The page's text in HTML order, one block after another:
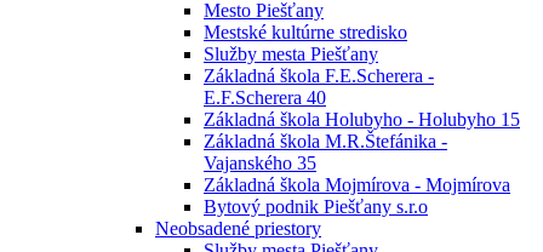
Mesto Piešťany
Mestské kultúrne stredisko
Služby mesta Piešťany
Základná škola F.E.Scherera -
E.F.Scherera 40
Základná škola Holubyho - Holubyho 15
Základná škola M.R.Štefánika -
Vajanského 35
Základná škola Mojmírova - Mojmírova
Bytový podnik Piešťany s.r.o
Neobsadené priestory